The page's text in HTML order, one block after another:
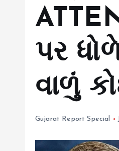
પર
વાળું
Gujarat Report Special